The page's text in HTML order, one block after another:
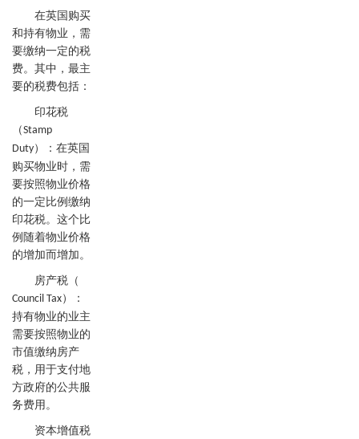
在英国购买
和持有物业，需
要缴纳一定的税
费。其中，最主
要的税费包括：
印花税
（Stamp
Duty）：在英国
购买物业时，需
要按照物业价格
的一定比例缴纳
印花税。这个比
例随着物业价格
的增加而增加。
房产税（
Council Tax）：
持有物业的业主
需要按照物业的
市值缴纳房产
税，用于支付地
方政府的公共服
务费用。
资本增值税